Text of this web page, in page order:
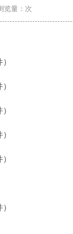
览量： 次
）
）
）
）
）
）